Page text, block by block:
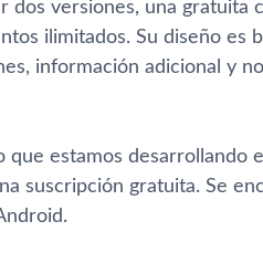
dos versiones, una gratuita
ilimitados. Su diseño es
información adicional y
que estamos desarrollando
suscripción gratuita. Se